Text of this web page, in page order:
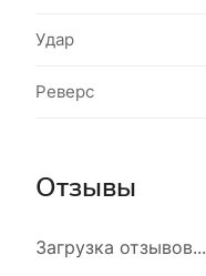
Удар
Реверс
Отзывы
Загрузка отзывов...